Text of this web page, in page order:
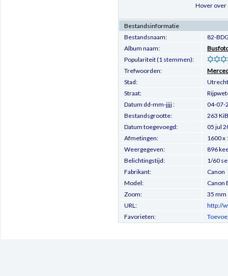
Hover over
Bestandsinformatie
Bestandsnaam:
82-
Album naam:
Populariteit (1 stemmen):
Trefwoorden:
Stad:
Utrecht
Straat:
Datum dd-mm-jjjj :
04-07-
Bestandsgrootte:
263 KiB
Datum toegevoegd:
05 jul
Afmetingen:
1600 x
Weergegeven:
896
Belichtingstijd:
1/60
Fabrikant:
Canon
Model:
Canon
Zoom:
35 mm
URL:
http://
Favorieten: